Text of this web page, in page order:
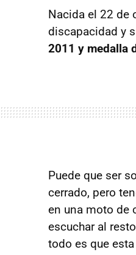
Nacida el 22 de
discapacidad y
2011 y medalla
Puede que ser
cerrado, pero
en una moto de
escuchar al
todo es que